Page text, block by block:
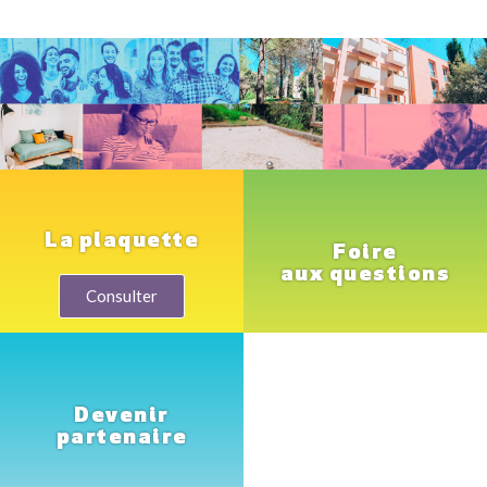
La plaquette
Consulter
Foire
aux questions
Devenir
partenaire